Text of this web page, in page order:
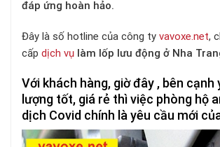
đáp ứng hoàn hảo.
Đây là số hotline của công ty vavoxe.net,
cấp dịch vụ làm lốp lưu động ở Nha
Với khách hàng, giờ đây , bên cạnh
lượng tốt, giá rẻ thì việc phòng hộ
dịch Covid chính là yêu cầu mới